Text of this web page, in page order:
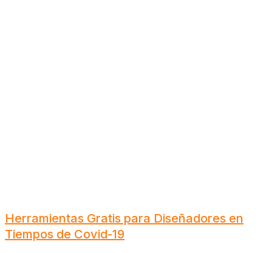
Herramientas Gratis para Diseñadores en
Tiempos de Covid-19